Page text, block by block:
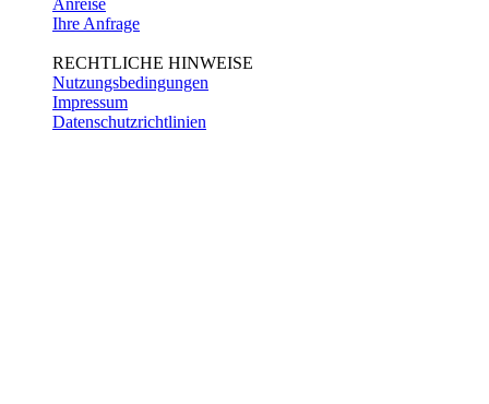
Anreise
Ihre Anfrage
RECHTLICHE HINWEISE
Nutzungsbedingungen
Impressum
Datenschutzrichtlinien